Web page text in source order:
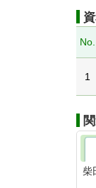
No.
1
柴